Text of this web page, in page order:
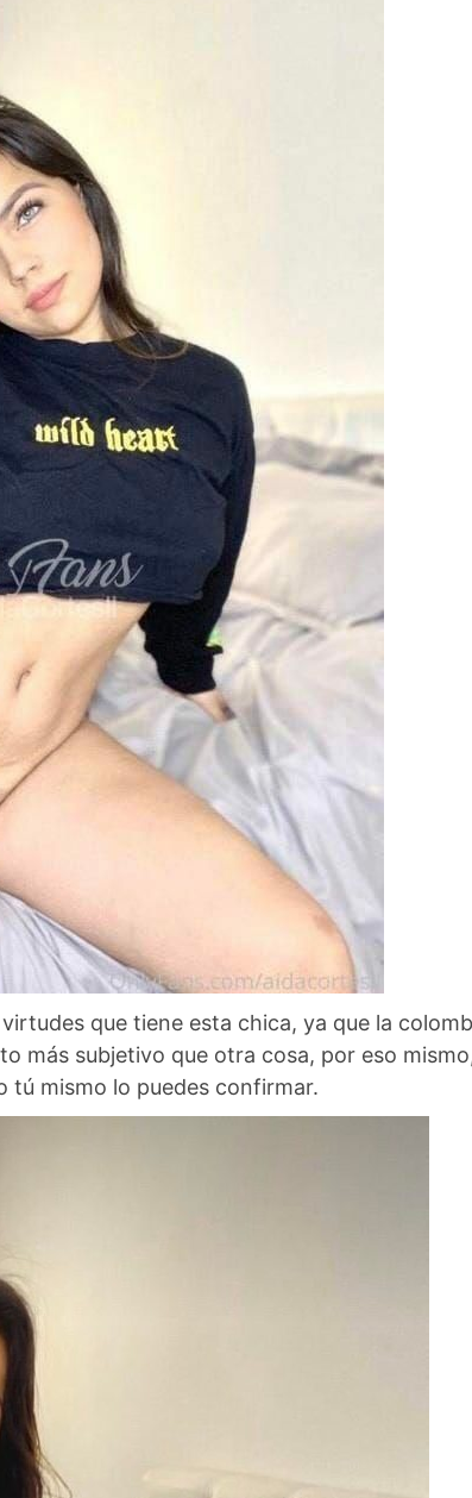
que tiene esta chica, ya que la
más subjetivo que otra cosa, por eso
tú mismo lo puedes confirmar.